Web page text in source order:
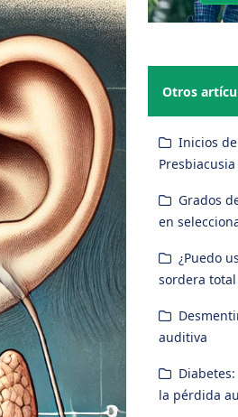
Otros
Inicios
Grados
en
¿Puedo
sordera
auditiva
la pérdida